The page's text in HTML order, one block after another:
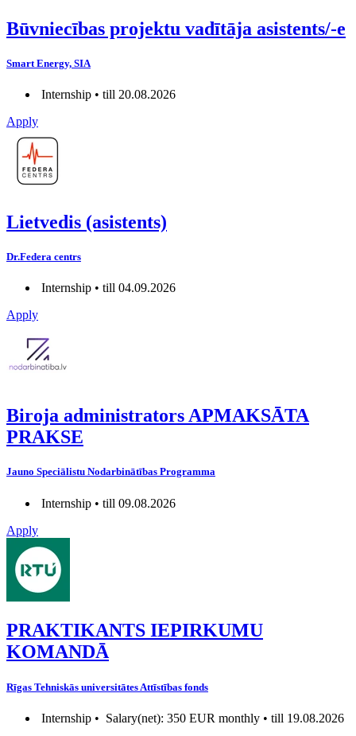
Būvniecības projektu vadītāja asistents/-e
Smart Energy, SIA
Internship • till 20.08.2026
Apply
Lietvedis (asistents)
Dr.Federa centrs
Internship • till 04.09.2026
Apply
Biroja administrators APMAKSĀTA
PRAKSE
Jauno Speciālistu Nodarbinātības Programma
Internship • till 09.08.2026
Apply
PRAKTIKANTS IEPIRKUMU
KOMANDĀ
Rīgas Tehniskās universitātes Attīstības fonds
Internship • Salary(net): 350 EUR monthly • till 19.08.2026